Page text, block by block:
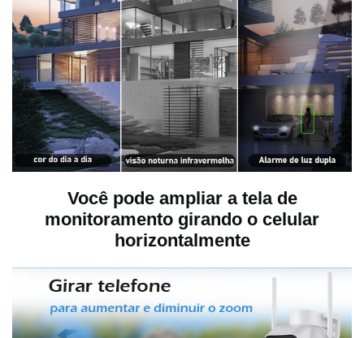
Você pode ampliar a tela de
monitoramento girando o celular
horizontalmente